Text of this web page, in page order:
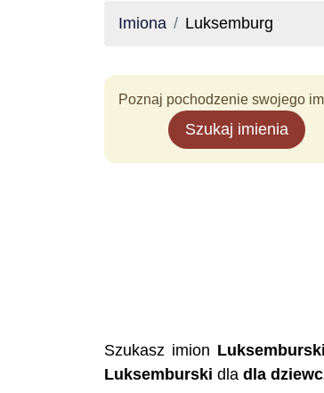
Imiona Luksemburg
Poznaj pochodzenie swojego
Szukaj imienia
Szukasz imion Luksemburski
Luksemburski dla dla